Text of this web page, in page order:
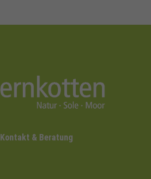
Kontakt & Beratung